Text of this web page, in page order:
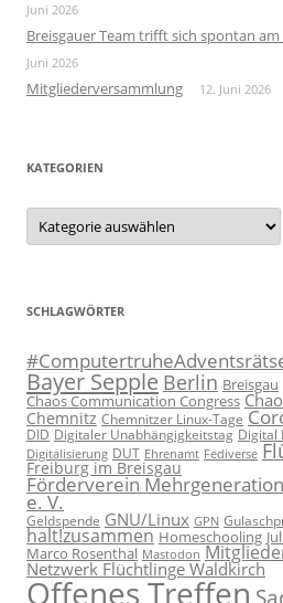
Juni 2026
Breisgauer Team trifft sich spontan
Juni 2026
Mitgliederversammlung 12. Juni 2026
KATEGORIEN
Kategorien
SCHLAGWÖRTER
Bayer Sepple Berlin Breisgau
Chaos Communication Congress
Chemnitz Chemnitzer Linux-Tage
DID Digitaler Unabhängigkeitstag Digital
Digitalisierung DUT Ehrenamt Fediverse
Freiburg im Breisgau
Förderverein
e. V.
Geldspende GNU/Linux GPN
halt!zusammen Homeschooling
Marco Rosenthal Mastodon
Netzwerk Flüchtlinge Waldkirch
Offenes Treffen